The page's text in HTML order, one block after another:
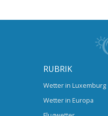
RUBRIK
Wetter in Luxemburg
Wetter in Europa